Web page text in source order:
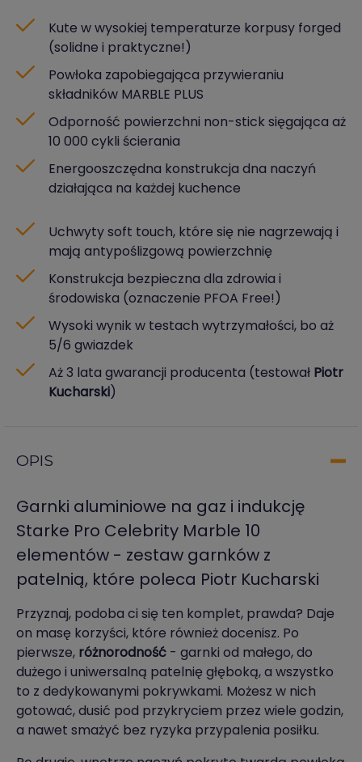
Kute w wysokiej temperaturze korpusy forged
(solidne i praktyczne!)
Powłoka zapobiegająca przywieraniu
składników MARBLE PLUS
Odporność powierzchni non-stick sięgająca aż
10 000 cykli ścierania
Energooszczędna konstrukcja dna naczyń
działająca na każdej kuchence
Uchwyty soft touch, które się nie nagrzewają i
mają antypoślizgową powierzchnię
Konstrukcja bezpieczna dla zdrowia i
środowiska (oznaczenie PFOA Free!)
Wysoki wynik w testach wytrzymałości, bo aż
5/6 gwiazdek
Aż 3 lata gwarancji producenta (testował Piotr
Kucharski)
OPIS
Garnki aluminiowe na gaz i indukcję
Starke Pro Celebrity Marble 10
elementów - zestaw garnków z
patelnią, które poleca Piotr Kucharski
Przyznaj, podoba ci się ten komplet, prawda? Daje
on masę korzyści, które również docenisz. Po
pierwsze, różnorodność - garnki od małego, do
dużego i uniwersalną patelnię głęboką, a wszystko
to z dedykowanymi pokrywkami. Możesz w nich
gotować, dusić pod przykryciem przez wiele godzin,
a nawet smażyć bez ryzyka przypalenia posiłku.